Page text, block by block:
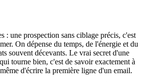
: une prospection sans ciblage précis, c'est
On dépense du temps, de l'énergie et du
souvent décevants. Le vrai secret d'une
tourne bien, c'est de savoir exactement à
d'écrire la première ligne d'un email.